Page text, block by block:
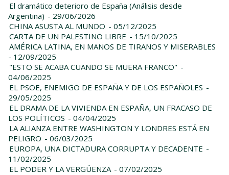
El dramático deterioro de España (Análisis desde
Argentina) - 29/06/2026
CHINA ASUSTA AL MUNDO - 05/12/2025
CARTA DE UN PALESTINO LIBRE - 15/10/2025
AMÉRICA LATINA, EN MANOS DE TIRANOS Y MISERABLES
- 12/09/2025
"ESTO SE ACABA CUANDO SE MUERA FRANCO" -
04/06/2025
EL PSOE, ENEMIGO DE ESPAÑA Y DE LOS ESPAÑOLES -
29/05/2025
EL DRAMA DE LA VIVIENDA EN ESPAÑA, UN FRACASO DE
LOS POLÍTICOS - 04/04/2025
LA ALIANZA ENTRE WASHINGTON Y LONDRES ESTÁ EN
PELIGRO - 06/03/2025
EUROPA, UNA DICTADURA CORRUPTA Y DECADENTE -
11/02/2025
EL PODER Y LA VERGÜENZA - 07/02/2025